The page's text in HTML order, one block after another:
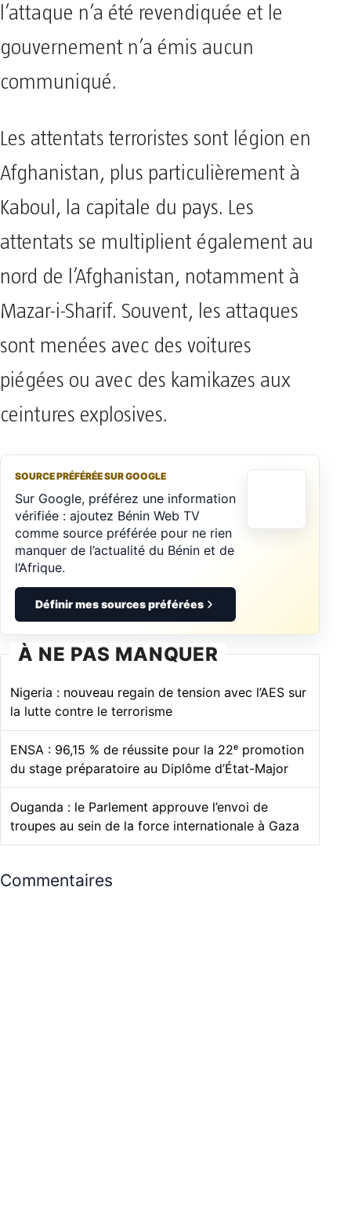
l’attaque n’a été revendiquée et le
gouvernement n’a émis aucun
communiqué.
Les attentats terroristes sont légion en
Afghanistan, plus particulièrement à
Kaboul, la capitale du pays. Les
attentats se multiplient également au
nord de l’Afghanistan, notamment à
Mazar-i-Sharif. Souvent, les attaques
sont menées avec des voitures
piégées ou avec des kamikazes aux
ceintures explosives.
SOURCE PRÉFÉRÉE SUR GOOGLE
Sur Google, préférez une information
vérifiée : ajoutez Bénin Web TV
comme source préférée pour ne rien
manquer de l’actualité du Bénin et de
l’Afrique.
Définir mes sources préférées
À NE PAS MANQUER
Nigeria : nouveau regain de tension avec l’AES sur
la lutte contre le terrorisme
ENSA : 96,15 % de réussite pour la 22ᵉ promotion
du stage préparatoire au Diplôme d’État-Major
Ouganda : le Parlement approuve l’envoi de
troupes au sein de la force internationale à Gaza
Commentaires